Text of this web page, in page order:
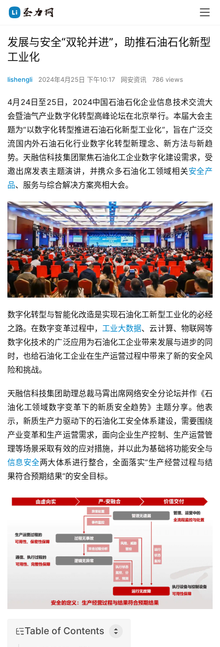
发展与安全“双轮并进”，助推石油石化新型
工业化
lishengli 2024年4月25日 下午10:17 网安资讯 786 views
4月24日至25日，2024中国石油石化企业信息技术交流大
会暨油气产业数字化转型高峰论坛在北京举行。本届大会主
题为“以数字化转型推进石油石化新型工业化”，旨在广泛交
流国内外石油石化行业数字化转型新理念、新方法与新趋
势。天融信科技集团聚焦石油化工企业数字化建设需求，受
邀出席发表主题演讲，并携众多石油化工领域相关安全产
品、服务与综合解决方案亮相大会。
数字化转型与智能化改造是实现石油化工新型工业化的必经
之路。在数字变革过程中， 工业大数据、云计算、物联网等
数字化技术的广泛应用为石油化工企业带来发展与进步的同
时，也给石油化工企业在生产运营过程中带来了新的安全风
险和挑战。
天融信科技集团助理总裁马霄出席网络安全分论坛并作《石
油化工领域数字变革下的新质安全趋势》主题分享。他表
示，新质生产力驱动下的石油化工安全体系建设，需要围绕
产业变革和生产运营需求，面向企业生产控制、生产运营管
理等场景采取有效的应对措施，并以此为基础将功能安全与
信息安全两大体系进行整合，全面落实“生产经营过程与结
果符合预期结果”的安全目标。
Table of Contents